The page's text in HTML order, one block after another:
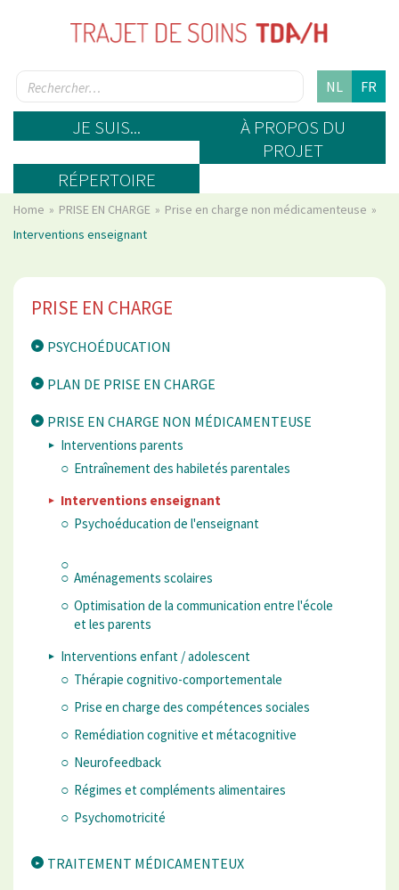
NL FR
JE SUIS...
À PROPOS DU
PROJET
RÉPERTOIRE
Home PRISE EN CHARGE
Prise en charge non médicamenteuse
Interventions enseignant
PRISE EN CHARGE
PSYCHOÉDUCATION
PLAN DE PRISE EN CHARGE
PRISE EN CHARGE NON MÉDICAMENTEUSE
Interventions parents
Entraînement des habiletés parentales
Interventions enseignant
Psychoéducation de l'enseignant
Aménagements scolaires
Optimisation de la communication entre l'école
et les parents
Interventions enfant / adolescent
Thérapie cognitivo-comportementale
Prise en charge des compétences sociales
Remédiation cognitive et métacognitive
Neurofeedback
Régimes et compléments alimentaires
Psychomotricité
TRAITEMENT MÉDICAMENTEUX